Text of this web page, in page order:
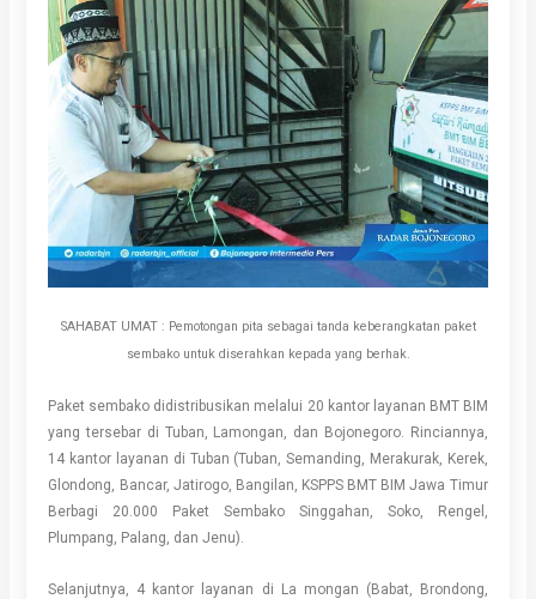
SAHABAT UMAT : Pemotongan pita sebagai tanda keberangkatan paket
sembako untuk diserahkan kepada yang berhak.
Paket sembako didistribusikan melalui 20 kantor layanan BMT BIM
yang tersebar di Tuban, Lamongan, dan Bojonegoro. Rinciannya,
14 kantor layanan di Tuban (Tuban, Semanding, Merakurak, Kerek,
Glondong, Bancar, Jatirogo, Bangilan, KSPPS BMT BIM Jawa Timur
Berbagi 20.000 Paket Sembako Singgahan, Soko, Rengel,
Plumpang, Palang, dan Jenu).
Selanjutnya, 4 kantor layanan di La mongan (Babat, Brondong,